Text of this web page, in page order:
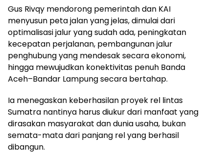
Gus Rivqy mendorong pemerintah dan KAI
menyusun peta jalan yang jelas, dimulai dari
optimalisasi jalur yang sudah ada, peningkatan
kecepatan perjalanan, pembangunan jalur
penghubung yang mendesak secara ekonomi,
hingga mewujudkan konektivitas penuh Banda
Aceh–Bandar Lampung secara bertahap.
Ia menegaskan keberhasilan proyek rel lintas
Sumatra nantinya harus diukur dari manfaat yang
dirasakan masyarakat dan dunia usaha, bukan
semata-mata dari panjang rel yang berhasil
dibangun.